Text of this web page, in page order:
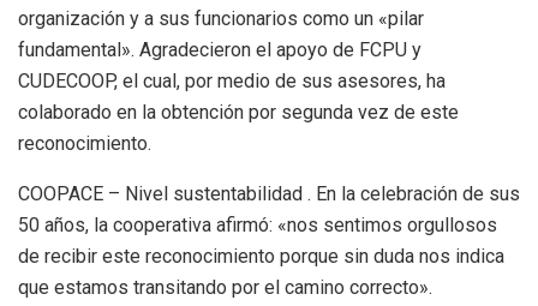
organización y a sus funcionarios como un «pilar
fundamental». Agradecieron el apoyo de FCPU y
CUDECOOP, el cual, por medio de sus asesores, ha
colaborado en la obtención por segunda vez de este
reconocimiento.
COOPACE – Nivel sustentabilidad . En la celebración de sus
50 años, la cooperativa afirmó: «nos sentimos orgullosos
de recibir este reconocimiento porque sin duda nos indica
que estamos transitando por el camino correcto».